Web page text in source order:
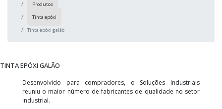
Produtos
Tinta epóxi
Tinta epóxi galão
TINTA EPÓXI GALÃO
Desenvolvido para compradores, o Soluções Industriais
reuniu o maior número de fabricantes de qualidade no setor
industrial.